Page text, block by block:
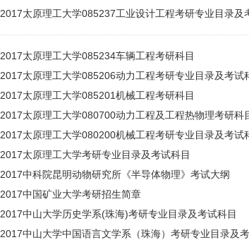
2017太原理工大学085237工业设计工程考研专业目录及
2017太原理工大学085234车辆工程考研科目
2017太原理工大学085206动力工程考研专业目录及考试
2017太原理工大学085201机械工程考研科目
2017太原理工大学080700动力工程及工程热物理考研科
2017太原理工大学080200机械工程考研专业目录及考试
2017太原理工大学考研专业目录及考试科目
2017中科院昆明动物研究所《半导体物理》考试大纲
2017中国矿业大学考研招生简章
2017中山大学历史学系(珠海)考研专业目录及考试科目
2017中山大学中国语言文学系（珠海）考研专业目录及